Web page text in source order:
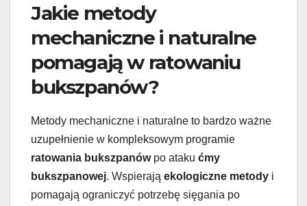
Jakie metody
mechaniczne i naturalne
pomagają w ratowaniu
bukszpanów?
Metody mechaniczne i naturalne to bardzo ważne
uzupełnienie w kompleksowym programie
ratowania bukszpanówpo ataku ćmy
bukszpanowej. Wspierają ekologiczne metody i
pomagają ograniczyć potrzebę sięgania po